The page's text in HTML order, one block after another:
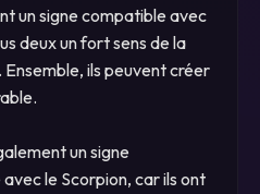
un signe compatible avec
deux un fort sens de la
ils peuvent créer
un signe
le Scorpion, car ils ont